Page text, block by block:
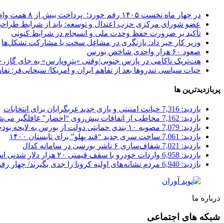
در چهار ماه نخست ۱۴۰۵ رقم خورد؛
پرداخت بیش از ۸ همت وام ازدواج به زوج‌های جوان توسط بانک ملی ایران
عضو شورای مرکزی حزب اعتدال و توسعه: باید از شرایط
تأکید بر ضرورت حفظ وحدت ملی و انسجام در شرایط کنونی
وزیر کار خبر داد: بازنگری در مشاغل سخت با مشارکت تشکل‌ها
صعود ۶۰ هزار واحدی شاخص بورس
هت‌تریک ناکامی در پارس جنوبی/وقتی «پتروپارس» به جای گاز،
حیات سیاسی تندروها بعد از تفاهم ایران و آمریکا/ سبحانی‌فر:
پربازدیدترین ها
بازدید: 7,316
خیانت امنیتی و بازی جدید غربگرایان برای انتخابات
بازدید: 7,162
مخاطب از اتفاقات پیش‌روی “احضار” غافلگیر
بازدید: 7,079
مصوبه ۱۰ بندی حمایتی دولت از بورس به لایحه بودجه پیوست شد
بازدید: 7,061
ساخت سری جدید “قند پهلو” برای تابستان ۱۴۰۰
بازدید: 7,021
شفاف‌سازی ۶ ناشر بورسی در سامانه کدال
بازدید: 6,958
واردات خودرو با سقف قیمتی ۲۰ هزار دلار شدنی است؟
بازدید: 6,940
مردم نشانه های اولیه کرونا را جدی بگیرند/ چهار
درباره ما
شبکه های اجتماعی